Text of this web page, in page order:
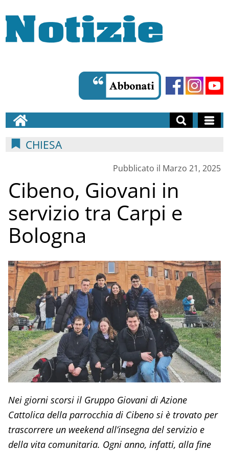
CHIESA
Pubblicato il Marzo 21, 2025
Cibeno, Giovani in
servizio tra Carpi e
Bologna
Nei giorni scorsi il Gruppo Giovani di Azione
Cattolica della parrocchia di Cibeno si è trovato per
trascorrere un weekend all’insegna del servizio e
della vita comunitaria. Ogni anno, infatti, alla fine